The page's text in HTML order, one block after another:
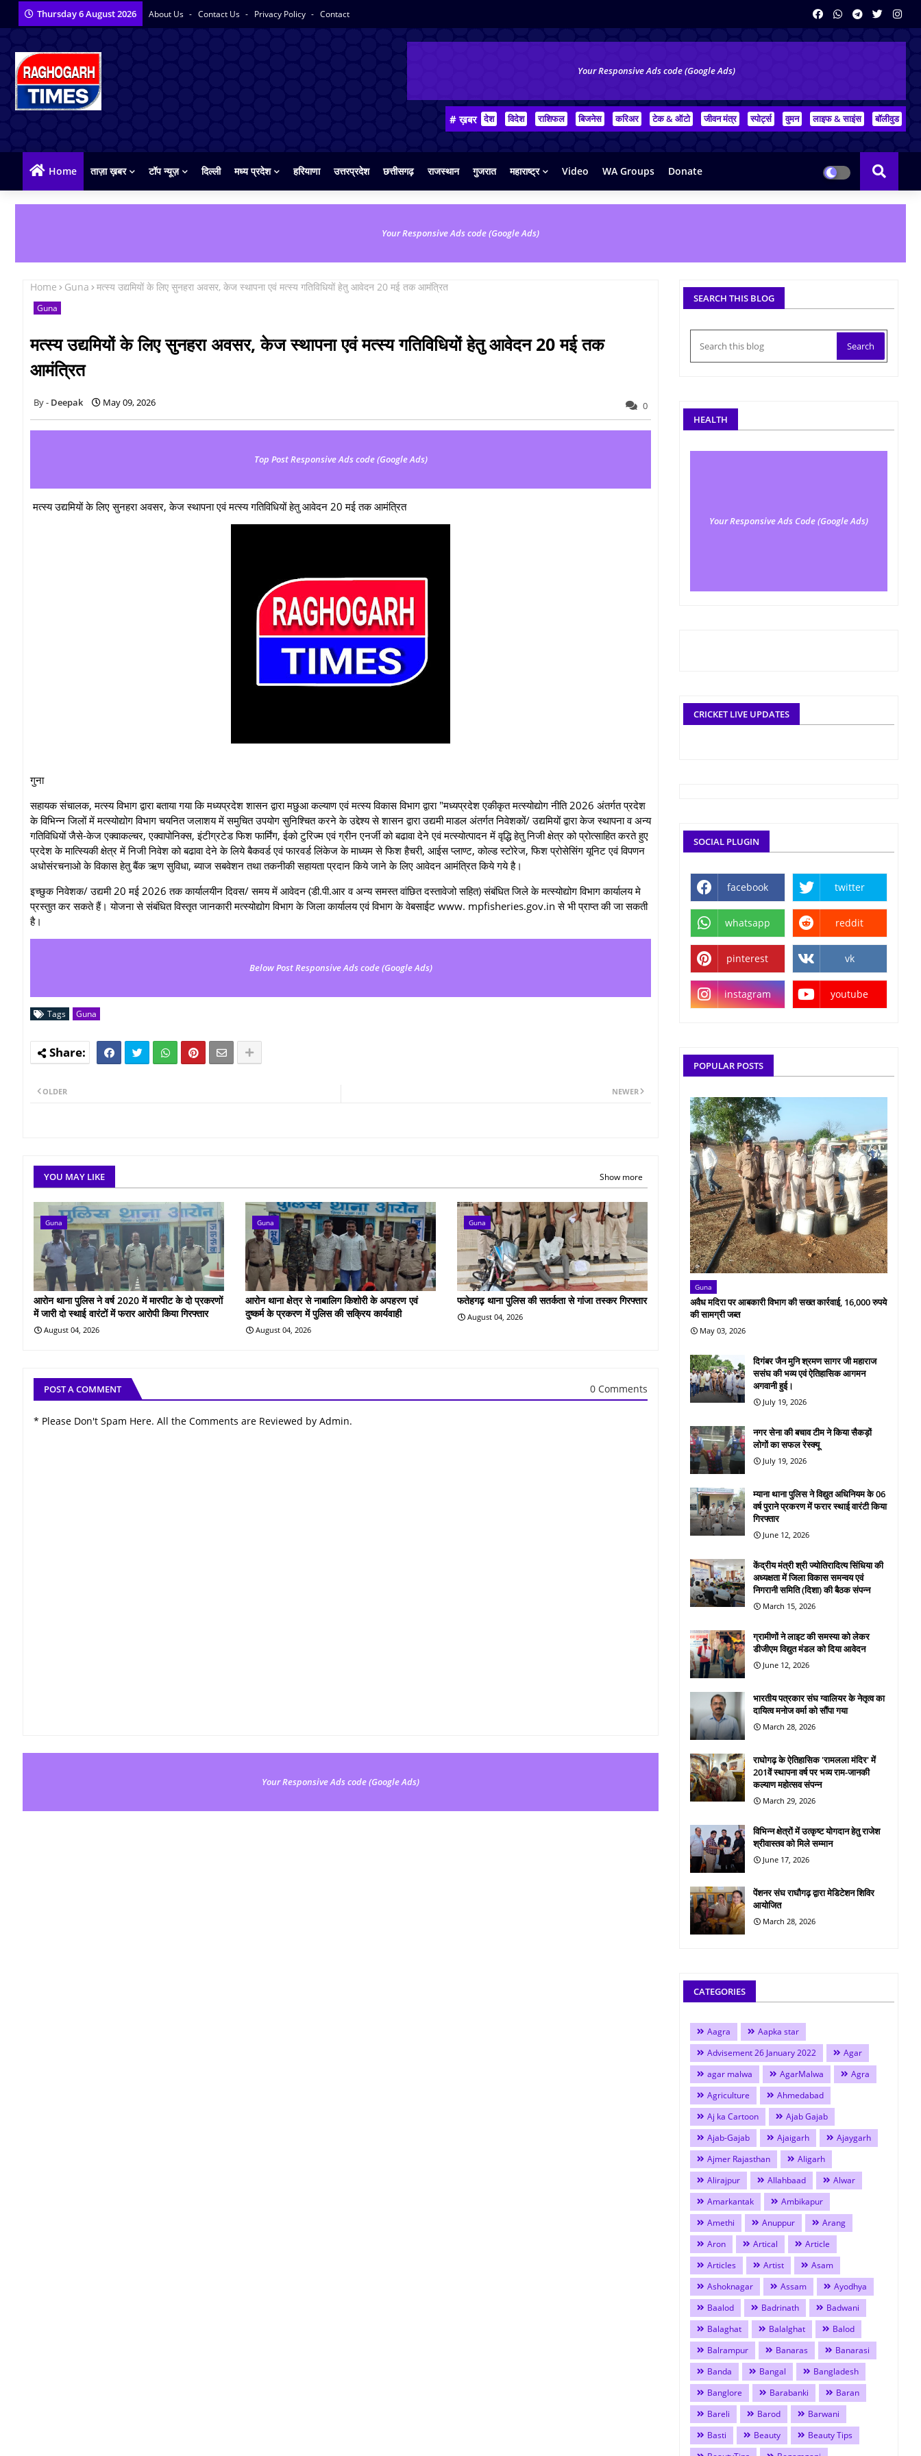
Thursday 6 August 2026 About Us Contact Us Privacy Policy Contact
Your Responsive Ads code (Google Ads)
# ख़बर देश विदेश राशिफल बिजनेस करिअर टेक & ऑटो जीवन मंत्र स्पोर्ट्स वुमन लाइफ & साइंस बॉलीवुड
Home ताज़ा ख़बर टॉप न्यूज़ दिल्ली मध्य प्रदेश हरियाणा उत्तरप्रदेश छत्तीसगढ़ राजस्थान गुजरात महाराष्ट्र Video WA Groups Donate
Your Responsive Ads code (Google Ads)
Home Guna मत्स्य उद्यमियों के लिए सुनहरा अवसर, केज स्थापना एवं मत्स्य गतिविधियों हेतु आवेदन 20 मई तक आमंत्रित
Guna
मत्स्य उद्यमियों के लिए सुनहरा अवसर, केज स्थापना एवं मत्स्य गतिविधियों हेतु आवेदन 20 मई तक
आमंत्रित
Deepak May 09, 2026 0
Top Post Responsive Ads code (Google Ads)
मत्स्य उद्यमियों के लिए सुनहरा अवसर, केज स्थापना एवं मत्स्य गतिविधियों हेतु आवेदन 20 मई तक आमंत्रित
गुना
सहायक संचालक, मत्स्य विभाग द्वारा बताया गया कि मध्यप्रदेश शासन द्वारा मछुआ कल्याण एवं मत्स्य विकास विभाग द्वारा "मध्यप्रदेश एकीकृत मत्स्योद्योग नीति 2026 अंतर्गत प्रदेश
के विभिन्न जिलों में मत्स्योद्योग विभाग चयनित जलाशय में समुचित उपयोग सुनिश्चित करने के उद्देश्य से शासन द्वारा उद्यमी माडल अंतर्गत निवेशकों/ उद्यमियों द्वारा केज स्थापना व अन्य
गतिविधियों जैसे-केज एक्वाकल्चर, एक्वापोनिक्स, इंटीग्रटेड फिश फार्मिंग, ईको टुरिज्म एवं ग्रीन एनर्जी को बढावा देने एवं मत्स्योत्पादन में वृद्धि हेतु निजी क्षेत्र को प्रोत्साहित करते हुए
प्रदेश के मात्स्यिकी क्षेत्र में निजी निवेश को बढावा देने के लिये बैकवर्ड एवं फारवर्ड लिंकेज के माध्यम से फिश हैचरी, आईस प्लाण्ट, कोल्ड स्टोरेज, फिश प्रोसेसिंग यूनिट एवं विपणन
अधोसंरचनाओ के विकास हेतु बैंक ऋण सुविधा, ब्याज सबवेशन तथा तकनीकी सहायता प्रदान किये जाने के लिए आवेदन आमंत्रित किये गये है।
इच्छुक निवेशक/ उद्यमी 20 मई 2026 तक कार्यालयीन दिवस/ समय में आवेदन (डी.पी.आर व अन्य समस्त वांछित दस्तावेजो सहित) संबंधित जिले के मत्स्योद्योग विभाग कार्यालय मे
प्रस्तुत कर सकते हैं। योजना से संबंधित विस्तृत जानकारी मत्स्योद्योग विभाग के जिला कार्यालय एवं विभाग के वेबसाईट www. mpfisheries.gov.in से भी प्राप्त की जा सकती
है।
Below Post Responsive Ads code (Google Ads)
Tags Guna
NEWER
OLDER
YOU MAY LIKE Show more
Guna
आरोन थाना पुलिस ने वर्ष 2020 में मारपीट के दो प्रकरणों
में जारी दो स्थाई वारंटों में फरार आरोपी किया गिरफ्तार
August 04, 2026
Guna
आरोन थाना क्षेत्र से नाबालिग किशोरी के अपहरण एवं
दुष्कर्म के प्रकरण में पुलिस की सक्रिय कार्यवाही
August 04, 2026
Guna
फतेहगढ़ थाना पुलिस की सतर्कता से गांजा तस्कर गिरफ्तार
August 04, 2026
POST A COMMENT 0 Comments
* Please Don't Spam Here. All the Comments are Reviewed by Admin.
Your Responsive Ads code (Google Ads)
SEARCH THIS BLOG
HEALTH
Your Responsive Ads Code (Google Ads)
CRICKET LIVE UPDATES
SOCIAL PLUGIN
facebook twitter
whatsapp reddit
pinterest vk
instagram youtube
POPULAR POSTS
Guna
अवैध मदिरा पर आबकारी विभाग की सख्त कार्रवाई, 16,000 रुपये
की सामग्री जब्त
May 03, 2026
दिगंबर जैन मुनि श्रमण सागर जी महाराज
ससंघ की भव्य एवं ऐतिहासिक आगमन
अगवानी हुई।
July 19, 2026
नगर सेना की बचाव टीम ने किया सैकड़ों
लोगों का सफल रेस्क्यू
July 19, 2026
म्याना थाना पुलिस ने विद्युत अधिनियम के 06
वर्ष पुराने प्रकरण में फरार स्थाई वारंटी किया
गिरफ्तार
June 12, 2026
केंद्रीय मंत्री श्री ज्योतिरादित्य सिंधिया की
अध्यक्षता में जिला विकास समन्वय एवं
निगरानी समिति (दिशा) की बैठक संपन्न
March 15, 2026
ग्रामीणों ने लाइट की समस्या को लेकर
डीजीएम विद्युत मंडल को दिया आवेदन
June 12, 2026
भारतीय पत्रकार संघ ग्वालियर के नेतृत्व का
दायित्व मनोज वर्मा को सौंपा गया
March 28, 2026
राघोगढ़ के ऐतिहासिक 'रामलला मंदिर' में
201वें स्थापना वर्ष पर भव्य राम-जानकी
कल्याण महोत्सव संपन्न
March 29, 2026
विभिन्न क्षेत्रों में उत्कृष्ट योगदान हेतु राजेश
श्रीवास्तव को मिले सम्मान
June 17, 2026
पेंशनर संघ राघौगढ़ द्वारा मेडिटेशन शिविर
आयोजित
March 28, 2026
CATEGORIES
Aagra
Aapka star
Advisement 26 January 2022
Agar
agar malwa
AgarMalwa
Agra
Agriculture
Ahmedabad
Aj ka Cartoon
Ajab Gajab
Ajab-Gajab
Ajaigarh
Ajaygarh
Ajmer Rajasthan
Aligarh
Alirajpur
Allahbaad
Alwar
Amarkantak
Ambikapur
Amethi
Anuppur
Arang
Aron
Artical
Article
Articles
Artist
Asam
Ashoknagar
Assam
Ayodhya
Baalod
Badrinath
Badwani
Balaghat
Balalghat
Balod
Balrampur
Banaras
Banarasi
Banda
Bangal
Bangladesh
Banglore
Barabanki
Baran
Bareli
Barod
Barwani
Basti
Beauty
Beauty Tips